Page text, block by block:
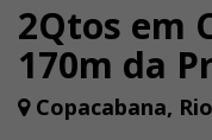
2Qtos em
170m da
Copacabana,